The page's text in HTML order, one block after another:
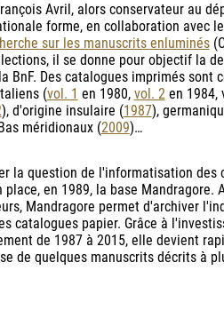
Avril, alors conservateur au
forme, en collaboration avec
sur les manuscrits enluminés
il se donne pour objectif la
BnF. Des catalogues imprimés sont
(vol. 1 en 1980, vol. 2en 1984,
), d'origine insulaire (1987),
méridionaux (2009)…
la question de l'informatisation des
place, en 1989, la base Mandragore.
Mandragore permet d'archiver
catalogues papier. Grâce à
de 1987 à 2015, elle devient
de quelques manuscrits décrits à